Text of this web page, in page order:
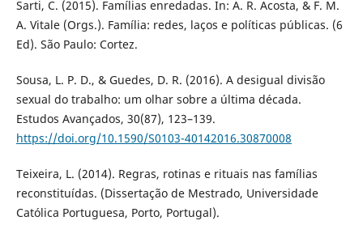
Sarti, C. (2015). Famílias enredadas. In: A. R. Acosta, & F. M.
A. Vitale (Orgs.). Família: redes, laços e políticas públicas. (6
Ed). São Paulo: Cortez.
Sousa, L. P. D., & Guedes, D. R. (2016). A desigual divisão
sexual do trabalho: um olhar sobre a última década.
Estudos Avançados, 30(87), 123–139.
https://doi.org/10.1590/S0103-40142016.30870008
Teixeira, L. (2014). Regras, rotinas e rituais nas famílias
reconstituídas. (Dissertação de Mestrado, Universidade
Católica Portuguesa, Porto, Portugal).